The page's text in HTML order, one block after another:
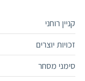
קניין רוחני
זכויות יוצרים
סימני מסחר